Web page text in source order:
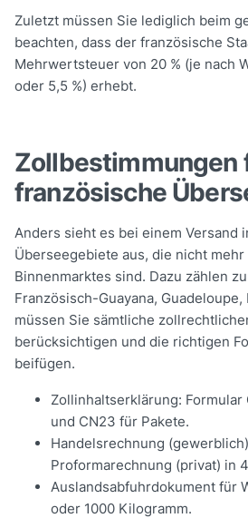
Zuletzt müssen Sie lediglich beim
beachten, dass der französische
Mehrwertsteuer von 20 % (je nach
oder 5,5 %) erhebt.
Zollbestimmungen
französische
Anders sieht es bei einem Versand
Überseegebiete aus, die nicht mehr
Binnenmarktes sind. Dazu zählen
Französisch-Guayana,
müssen Sie sämtliche
berücksichtigen und die richtigen
beifügen.
Zollinhaltserklärung: Formular
und CN23 für Pakete.
Handelsrechnung
Proformarechnung (privat) in
Auslandsabfuhrdokument für
oder 1000 Kilogramm.